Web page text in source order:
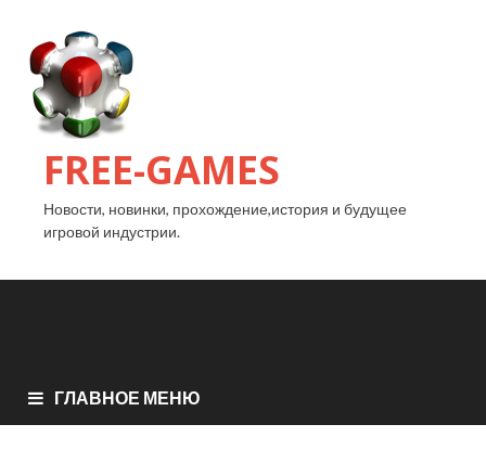
FREE-GAMES
Новости, новинки, прохождение,история и будущее
игровой индустрии.
ГЛАВНОЕ МЕНЮ